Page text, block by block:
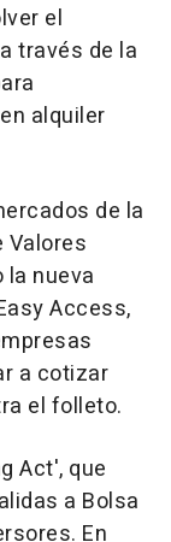
el
través de la
alquiler
de la
Valores
la nueva
Access,
a cotizar
el folleto.
Act', que
a Bolsa
En